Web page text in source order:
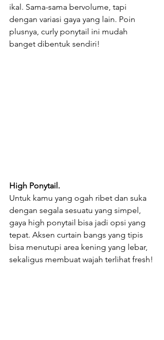
ikal. Sama-sama bervolume, tapi
dengan variasi gaya yang lain. Poin
plusnya, curly ponytail ini mudah
banget dibentuk sendiri!
High Ponytail.
Untuk kamu yang ogah ribet dan suka
dengan segala sesuatu yang simpel,
gaya high ponytail bisa jadi opsi yang
tepat. Aksen curtain bangs yang tipis
bisa menutupi area kening yang lebar,
sekaligus membuat wajah terlihat fresh!